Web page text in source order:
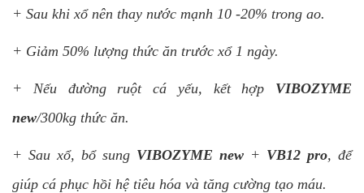
+ Sau khi xổ nên thay nước mạnh 10 -20% trong ao.
+ Giảm 50% lượng thức ăn trước xổ 1 ngày.
+ Nếu đường ruột cá yếu, kết hợp VIBOZYME
new/300kg thức ăn.
+ Sau xổ, bổ sung VIBOZYME new + VB12 pro, để
giúp cá phục hồi hệ tiêu hóa và tăng cường tạo máu.